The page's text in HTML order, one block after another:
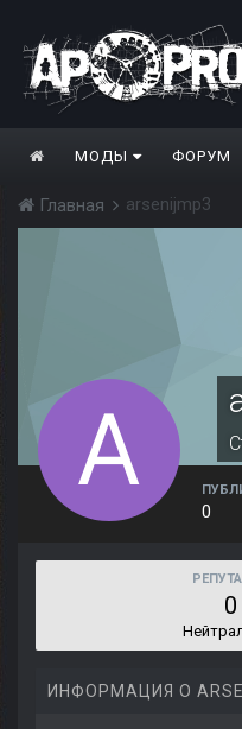
МОДЫ ФОРУМ
Главная arsenijmp3
0
0
ИНФОРМАЦИЯ О